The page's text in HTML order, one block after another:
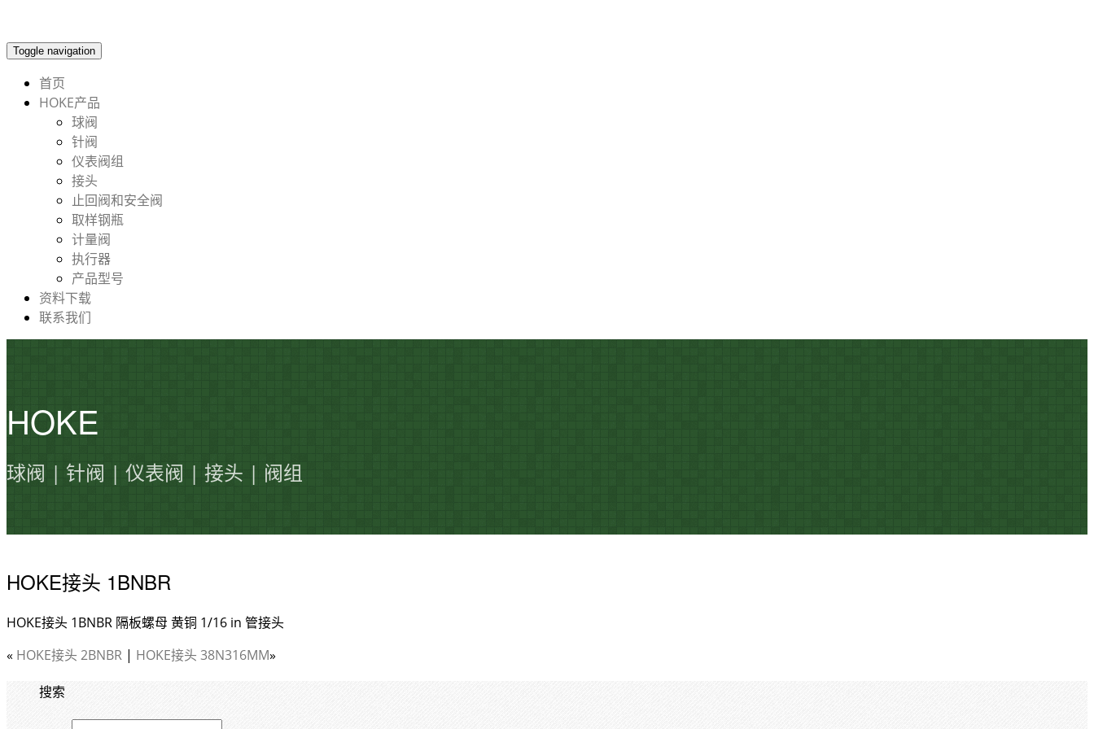
Toggle navigation
首页
HOKE产品
球阀
针阀
仪表阀组
接头
止回阀和安全阀
取样钢瓶
计量阀
执行器
产品型号
资料下载
联系我们
HOKE
球阀 | 针阀 | 仪表阀 | 接头 | 阀组
HOKE接头 1BNBR
HOKE接头 1BNBR 隔板螺母 黄铜 1/16 in 管接头
« HOKE接头 2BNBR | HOKE接头 38N316MM»
搜索